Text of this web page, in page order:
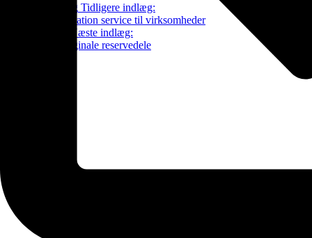
Tidligere Indlæg Tidligere indlæg:
B2B mobilreparation service til virksomheder
Næste indlæg:
Fordele ved originale reservedele